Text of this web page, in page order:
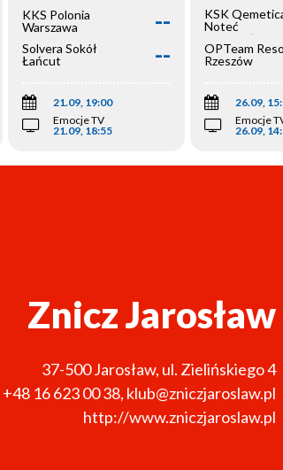
KKS Polonia
Warszawa
--
Solvera Sokół
Łańcut
--
21.09, 19:00
Emocje TV
21.09, 18:55
KSK
Noteć
Inowrocław
OPTeam
Rzeszów
26.09,
Emocje
26.09,
Znicz Jarosław
37-500Jarosław, ul. Zielińskiego 4
+48 16 623 00 38, klub@zniczjaroslaw.pl
http://www.zniczjaroslaw.pl